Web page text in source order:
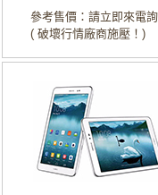
參考售價：請立即來電
( 破壞行情廠商施壓！)